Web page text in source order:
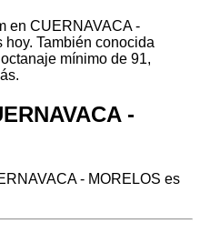
en CUERNAVACA -
hoy. También conocida
mínimo de 91,
-
- MORELOS es